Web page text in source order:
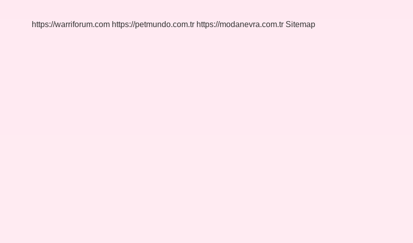
https://warriforum.com https://petmundo.com.tr https://modanevra.com.tr Sitemap